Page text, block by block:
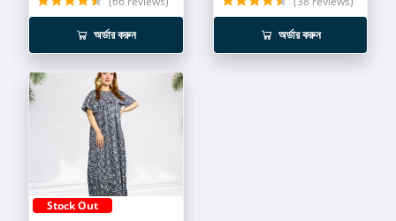
অর্ডার করুন অর্ডার করুন
Stock Out